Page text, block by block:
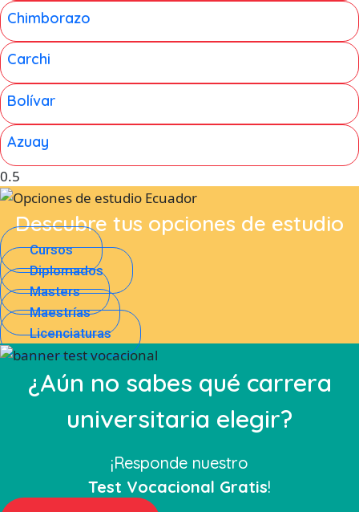
Chimborazo
Carchi
Bolívar
Azuay
Descubre tus opciones de estudio
Cursos
Diplomados
Masters
Maestrías
Licenciaturas
¿Aún no sabes qué carrera
universitaria elegir?
¡Responde nuestro
Test Vocacional Gratis!